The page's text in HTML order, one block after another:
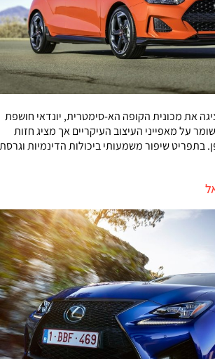
את מכונית הקופה הא-סימטרית, יונדאי חושפת
על מאפייני העיצוב העיקריים אך מציג חזות
בתפריט שיפור משמעותי ביכולות הדינמיות וגרסת